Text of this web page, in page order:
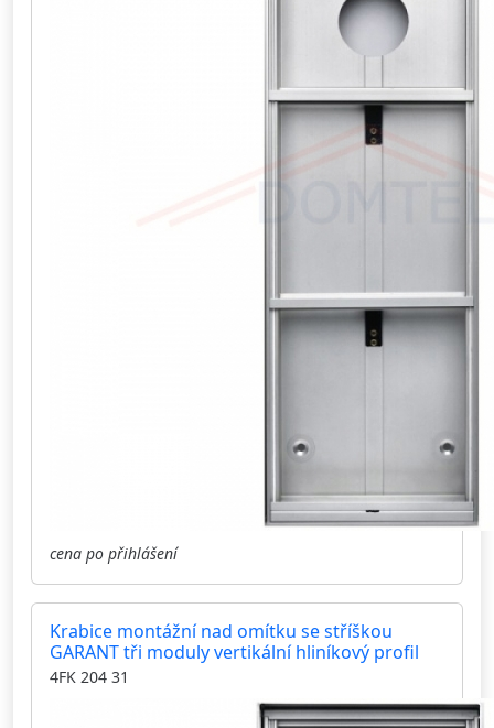
cena po přihlášení
Krabice montážní nad omítku se stříškou
GARANT tři moduly vertikální hliníkový profil
4FK 204 31